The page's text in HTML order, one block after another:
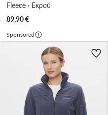
Fleece · Εκρού
89,90€
Sponsored